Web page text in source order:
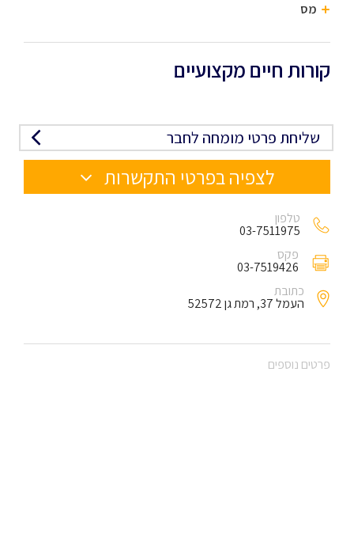
מס
קורות חיים מקצועיים
שליחת פרטי מומחה לחבר
לצפיה בפרטי התקשרות
טלפון
03-7511975
פקס
03-7519426
כתובת
העמל 37, רמת גן 52572
פרטים נוספים